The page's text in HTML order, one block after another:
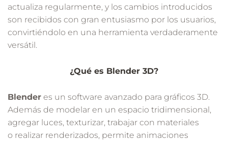
actualiza regularmente, y los cambios introducidos
son recibidos con gran entusiasmo por los usuarios,
convirtiéndolo en una herramienta verdaderamente
versátil.
¿Qué es Blender 3D?
Blender es un software avanzado para gráficos 3D.
Además de modelar en un espacio tridimensional,
agregar luces, texturizar, trabajar con materiales
o realizar renderizados, permite animaciones